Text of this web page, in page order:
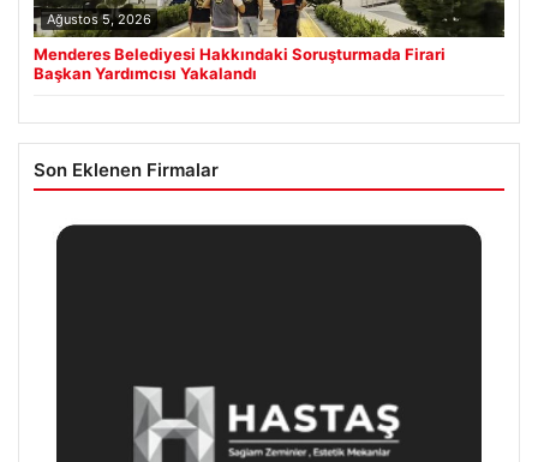
Ağustos 5, 2026
Menderes Belediyesi Hakkındaki Soruşturmada Firari
Başkan Yardımcısı Yakalandı
Son Eklenen Firmalar